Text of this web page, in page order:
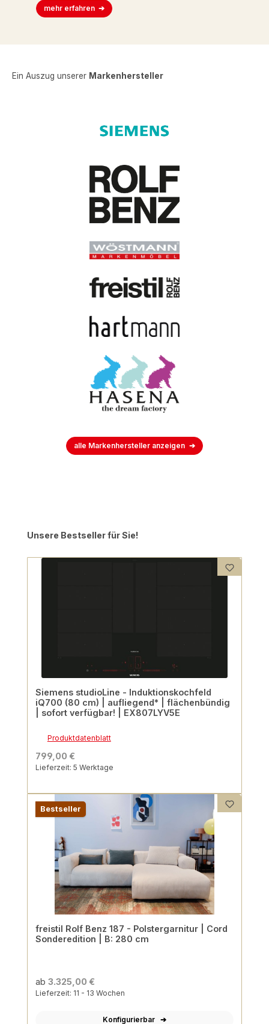
mehr erfahren
Ein Auszug unserer Markenhersteller
alle Markenhersteller anzeigen
Produktgalerie überspringen
Unsere Bestseller für Sie!
Siemens studioLine - Induktionskochfeld
iQ700 (80 cm) | aufliegend* | flächenbündig
| sofort verfügbar! | EX807LYV5E
Produktdatenblatt
799,00 €
Lieferzeit: 5 Werktage
Bestseller
freistil Rolf Benz 187 - Polstergarnitur | Cord
Sonderedition | B: 280 cm
ab 3.325,00 €
Lieferzeit: 11 - 13 Wochen
Konfigurierbar